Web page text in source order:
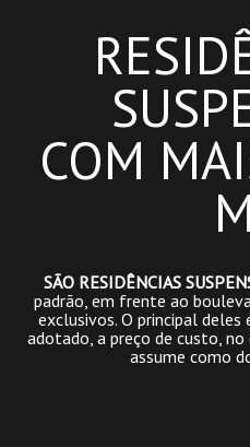
COM
SÃO RESIDÊNCIAS
padrão, em frente ao
exclusivos. O principal
adotado, a preço de custo,
assume como